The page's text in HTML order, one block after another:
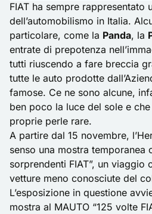
FIAT ha sempre rappresentato
dell’automobilismo in Italia.
particolare, come la Panda, la
entrate di prepotenza
tutti riuscendo a fare breccia
tutte le auto prodotte
famose. Ce ne sono alcune,
ben poco la luce del sole e
proprie perle rare.
A partire dal 15 novembre,
senso una mostra temporanea
sorprendenti FIAT”, un viaggio
vetture meno conosciute del
L’esposizione in questione
mostra al MAUTO “125 volte